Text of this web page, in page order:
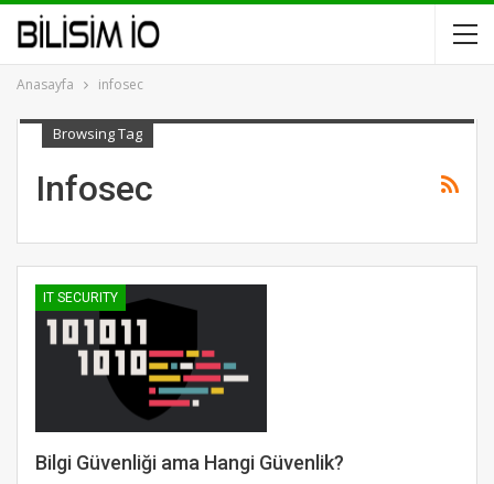
Anasayfa infosec
Browsing Tag
Infosec
IT SECURITY
Bilgi Güvenliği ama Hangi Güvenlik?